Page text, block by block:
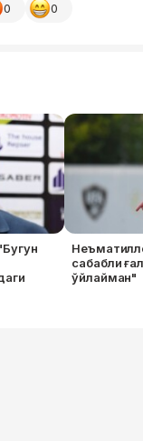
0 0
сабабли
ўйлайман"